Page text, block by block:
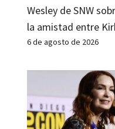
Wesley de SNW
la amistad entre
6 de agosto de 2026